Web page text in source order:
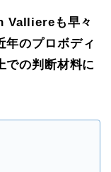
Valliereも早々
年のプロボディ
での判断材料に